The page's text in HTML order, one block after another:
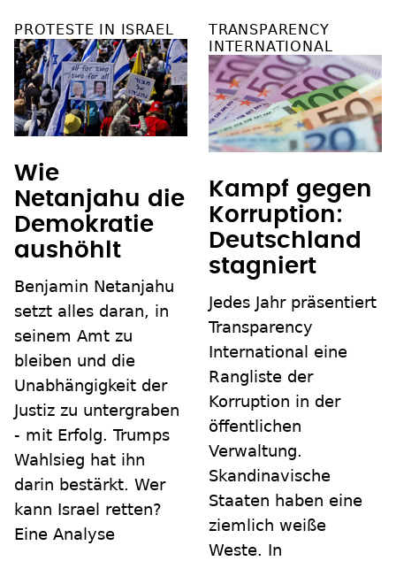
PROTESTE IN ISRAEL
Wie
Netanjahu die
Demokratie
aushöhlt
Benjamin Netanjahu
setzt alles daran, in
seinem Amt zu
bleiben und die
Unabhängigkeit der
Justiz zu untergraben
- mit Erfolg. Trumps
Wahlsieg hat ihn
darin bestärkt. Wer
kann Israel retten?
Eine Analyse
TRANSPARENCY
INTERNATIONAL
Kampf gegen
Korruption:
Deutschland
stagniert
Jedes Jahr präsentiert
Transparency
International eine
Rangliste der
Korruption in der
öffentlichen
Verwaltung.
Skandinavische
Staaten haben eine
ziemlich weiße
Weste. In